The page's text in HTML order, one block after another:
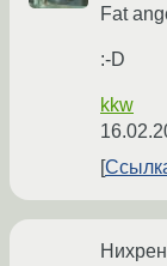
Fat
:-D
kkw